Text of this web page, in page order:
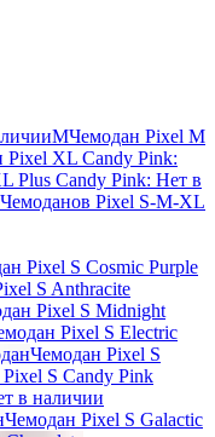
MЧемодан Pixel M
Pixel XL Candy Pink:
Plus Candy Pink: Нет в
Pixel S-M-XL
Pixel S Cosmic Purple
S Anthracite
Pixel S Midnight
Pixel S Electric
Чемодан Pixel S
в наличии
Чемодан Pixel S Galactic